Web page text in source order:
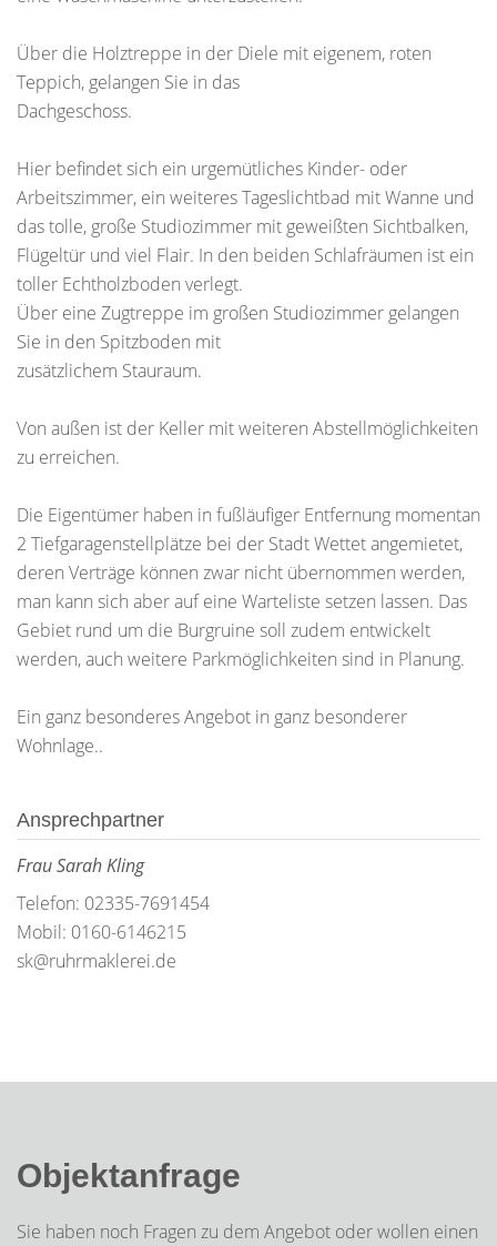
Über die Holztreppe in der Diele mit eigenem, roten
Teppich, gelangen Sie in das
Dachgeschoss.
Hier befindet sich ein urgemütliches Kinder- oder
Arbeitszimmer, ein weiteres Tageslichtbad mit Wanne und
das tolle, große Studiozimmer mit geweißten Sichtbalken,
Flügeltür und viel Flair. In den beiden Schlafräumen ist ein
toller Echtholzboden verlegt.
Über eine Zugtreppe im großen Studiozimmer gelangen
Sie in den Spitzboden mit
zusätzlichem Stauraum.
Von außen ist der Keller mit weiteren Abstellmöglichkeiten
zu erreichen.
Die Eigentümer haben in fußläufiger Entfernung momentan
2 Tiefgaragenstellplätze bei der Stadt Wettet angemietet,
deren Verträge können zwar nicht übernommen werden,
man kann sich aber auf eine Warteliste setzen lassen. Das
Gebiet rund um die Burgruine soll zudem entwickelt
werden, auch weitere Parkmöglichkeiten sind in Planung.
Ein ganz besonderes Angebot in ganz besonderer
Wohnlage..
Ansprechpartner
Frau Sarah Kling
Telefon: 02335-7691454
Mobil: 0160-6146215
sk@ruhrmaklerei.de
Objektanfrage
Sie haben noch Fragen zu dem Angebot oder wollen einen